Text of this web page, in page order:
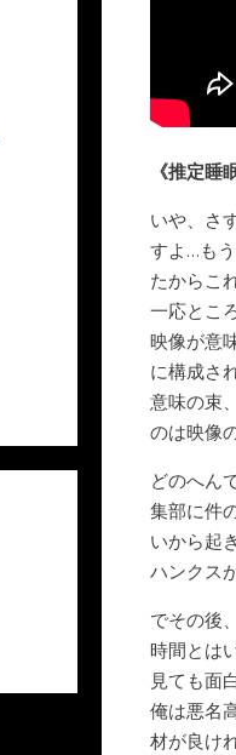
《推定睡
いや、さ
すよ…も
たからこ
一応とこ
映像が意
に構成さ
意味の束
のは映像
どのへん
集部に件
いから起
ハンクス
でその後
時間とは
見ても面
俺は悪名
材が良け